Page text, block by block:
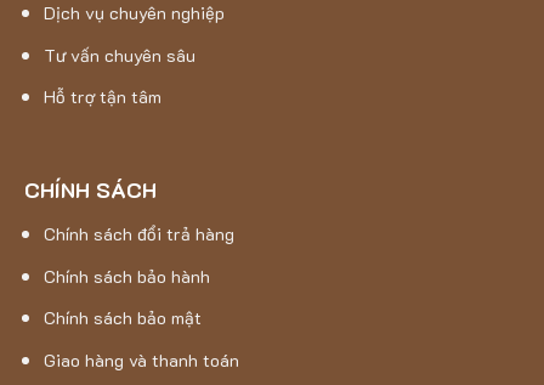
Dịch vụ chuyên nghiệp
Tư vấn chuyên sâu
Hỗ trợ tận tâm
CHÍNH SÁCH
Chính sách đổi trả hàng
Chính sách bảo hành
Chính sách bảo mật
Giao hàng và thanh toán